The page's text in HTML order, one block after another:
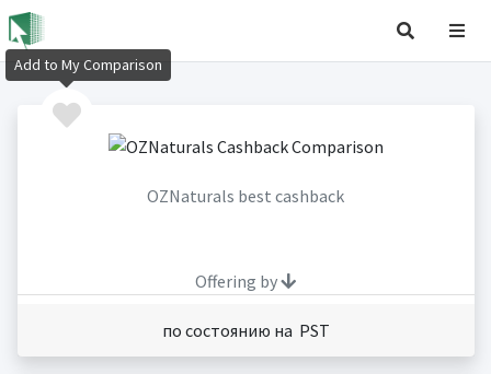
OZNaturals best cashback
Offering by
по состоянию на PST
Add to My Comparison